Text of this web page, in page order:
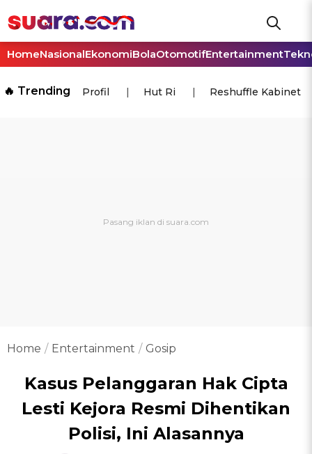
HomeNasionalEkonomiBolaOtomotifEntertainment
🔥 Trending Profil Hut Ri Reshuffle Kabinet
Home Entertainment Gosip
Kasus Pelanggaran Hak Cipta
Lesti Kejora Resmi Dihentikan
Polisi, Ini Alasannya